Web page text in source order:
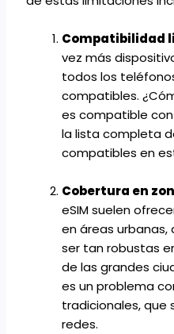
Compatibilidad
vez más
todos los
compatibles.
es compatible con
la lista completa
compatibles en
Cobertura en
eSIM suelen
en áreas urbanas,
ser tan robustas
de las grandes
es un problema
tradicionales, que
redes.